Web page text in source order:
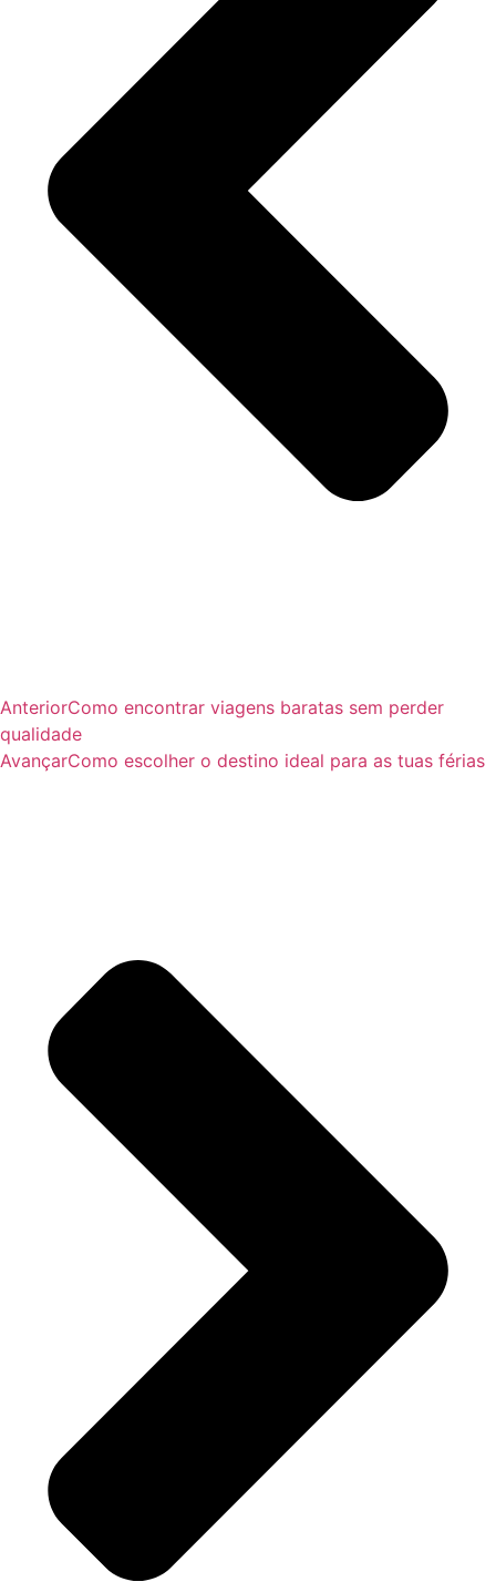
AnteriorComo encontrar viagens baratas sem perder
qualidade
AvançarComo escolher o destino ideal para as tuas férias